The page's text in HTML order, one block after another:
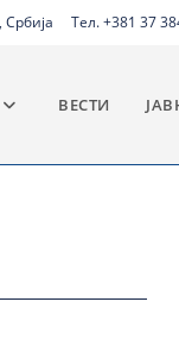
Тел. +381 37
ВЕСТИ